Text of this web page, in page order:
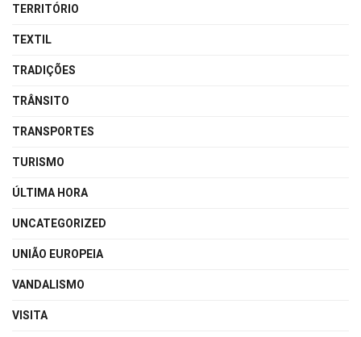
TERRITÓRIO
TEXTIL
TRADIÇÕES
TRÂNSITO
TRANSPORTES
TURISMO
ÚLTIMA HORA
UNCATEGORIZED
UNIÃO EUROPEIA
VANDALISMO
VISITA